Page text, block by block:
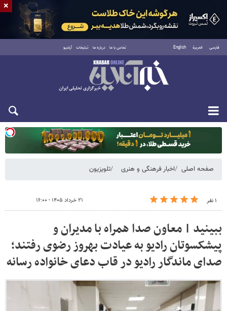
فارسی العربية English تماس با ما درباره ما تبلیغات آرشیو
دوشنبه ۱۹ مرداد ۱۴۰۵
صفحه اصلی اخبار فرهنگی و هنری تلویزیون
۱ نفر ۲۱ خرداد ۱۴۰۵ - ۱۶:۰۰
ببینید | معاون صدا همراه با مدیران و
پیشکسوتان رادیو به عیادت بهروز رضوی رفتند؛
صدای ماندگار رادیو در قاب دعای خانواده رسانه
×